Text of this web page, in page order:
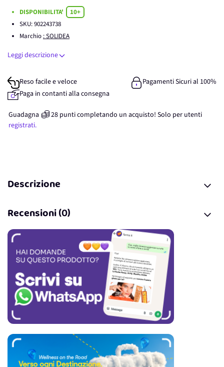
DISPONIBILITA'
10+
SKU:902243738
Marchio : SOLIDEA
Leggi descrizione
Reso facile e veloce
Pagamenti Sicuri al 100%
Paga in contanti alla consegna
Guadagna 28 punticompletando un acquisto! Solo per utenti
registrati.
Descrizione
Recensioni (0)